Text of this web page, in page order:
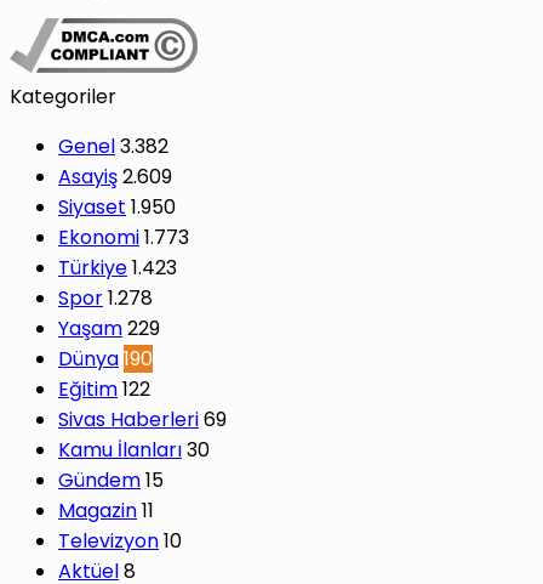
Kategoriler
Genel3.382
Asayiş2.609
Siyaset 1.950
Ekonomi1.773
Türkiye1.423
Spor1.278
Yaşam229
Dünya190
Eğitim122
Sivas Haberleri69
Kamu İlanları30
Gündem15
Magazin11
Televizyon10
Aktüel8